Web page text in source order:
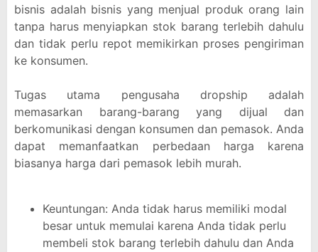
bisnis adalah bisnis yang menjual produk orang lain
tanpa harus menyiapkan stok barang terlebih dahulu
dan tidak perlu repot memikirkan proses pengiriman
ke konsumen.
Tugas utama pengusaha dropship adalah
memasarkan barang-barang yang dijual dan
berkomunikasi dengan konsumen dan pemasok. Anda
dapat memanfaatkan perbedaan harga karena
biasanya harga dari pemasok lebih murah.
Keuntungan: Anda tidak harus memiliki modal
besar untuk memulai karena Anda tidak perlu
membeli stok barang terlebih dahulu dan Anda